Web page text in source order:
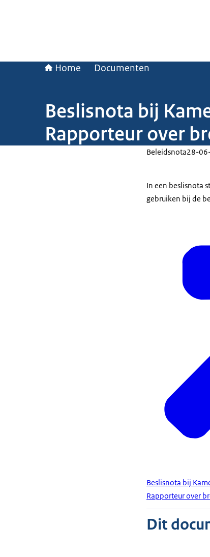
Home Documenten
Beslisnota bij
Rapporteur over
Beleidsnota28-
In een beslisnota
gebruiken bij de
Beslisnota bij
Rapporteur over
Dit